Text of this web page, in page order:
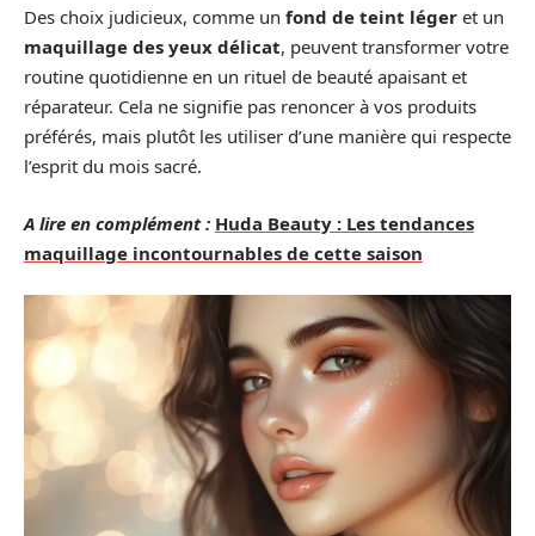
Des choix judicieux, comme un fond de teint léger et un
maquillage des yeux délicat, peuvent transformer votre
routine quotidienne en un rituel de beauté apaisant et
réparateur. Cela ne signifie pas renoncer à vos produits
préférés, mais plutôt les utiliser d’une manière qui respecte
l’esprit du mois sacré.
A lire en complément : Huda Beauty : Les tendances
maquillage incontournables de cette saison